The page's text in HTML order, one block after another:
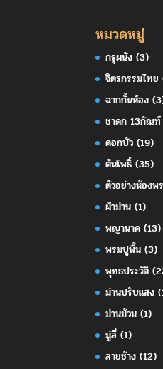
หมวดหมู่
กรุผนัง (3)
จิตรกรรมไทย
ฉากกั้นห้อง
ชาดก 13กัณฑ์
ดอกบัว (19)
ต้นโพธิ์ (35)
ตัวอย่างห้องพ
ผ้าม่าน (1)
พญานาค (13)
พรมปูพื้น (3)
พุทธประวัติ
ม่านปรับแสง
ม่านม้วน (1)
มู่ลี่ (1)
ลายช้าง (12)